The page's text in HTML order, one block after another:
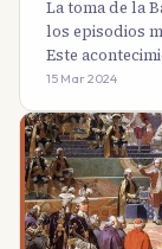
La toma de la
los episodios
Este
15 Mar 2024